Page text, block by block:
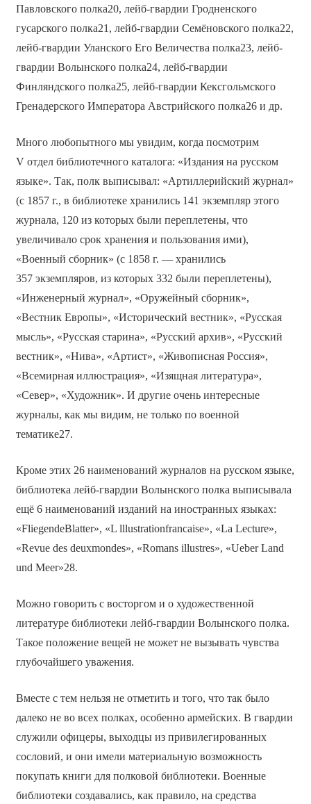
Павловского полка20, лейб-гвардии Гродненского
гусарского полка21, лейб-гвардии Семёновского полка22,
лейб-гвардии Уланского Его Величества полка23, лейб-
гвардии Волынского полка24, лейб-гвардии
Финляндского полка25, лейб-гвардии Кексгольмского
Гренадерского Императора Австрийского полка26 и др.
Много любопытного мы увидим, когда посмотрим
V отдел библиотечного каталога: «Издания на русском
языке». Так, полк выписывал: «Артиллерийский журнал»
(с 1857 г., в библиотеке хранились 141 экземпляр этого
журнала, 120 из которых были переплетены, что
увеличивало срок хранения и пользования ими),
«Военный сборник» (с 1858 г. — хранились
357 экземпляров, из которых 332 были переплетены),
«Инженерный журнал», «Оружейный сборник»,
«Вестник Европы», «Исторический вестник», «Русская
мысль», «Русская старина», «Русский архив», «Русский
вестник», «Нива», «Артист», «Живописная Россия»,
«Всемирная иллюстрация», «Изящная литература»,
«Север», «Художник». И другие очень интересные
журналы, как мы видим, не только по военной
тематике27.
Кроме этих 26 наименований журналов на русском языке,
библиотека лейб-гвардии Волынского полка выписывала
ещё 6 наименований изданий на иностранных языках:
«FliegendeBlatter», «L lllustrationfrancaise», «La Lecture»,
«Revue des deuxmondes», «Romans illustres», «Ueber Land
und Meer»28.
Можно говорить с восторгом и о художественной
литературе библиотеки лейб-гвардии Волынского полка.
Такое положение вещей не может не вызывать чувства
глубочайшего уважения.
Вместе с тем нельзя не отметить и того, что так было
далеко не во всех полках, особенно армейских. В гвардии
служили офицеры, выходцы из привилегированных
сословий, и они имели материальную возможность
покупать книги для полковой библиотеки. Военные
библиотеки создавались, как правило, на средства